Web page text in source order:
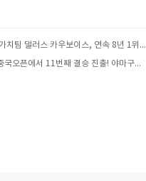
NFL 최고 가치팀 댈러스 카우보이스, 연속 8년 1위! 뉴욕 양키스 숨통 조르고 2위 등극 The Dallas Cowboys, the NFL's highest value team, ranked first for eight consecutive years! New York Yankees took a breather and ranked second
"안세영, 중국오픈에서 11번째 결승 진출! 야마구치 아카네에게 4강 승부!" "An Se-young advanced to the 11th final at the China Open! "A semifinal match against Akane Yamaguchi!"